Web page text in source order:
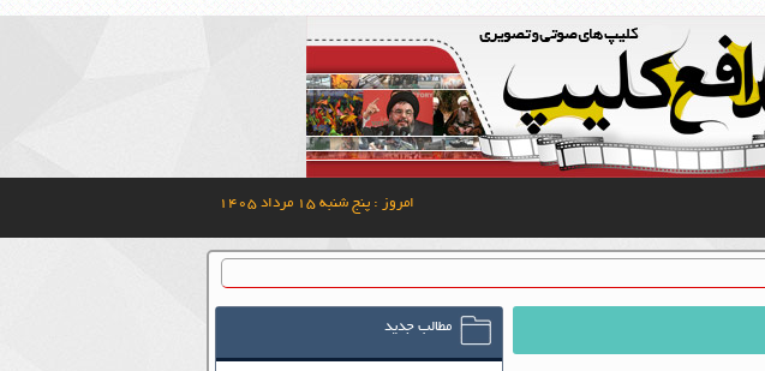
امروز : پنج شنبه ۱۵ مرداد ۱۴۰۵
مطالب جدید